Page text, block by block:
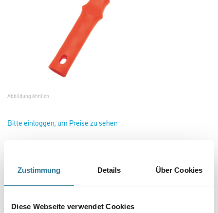
Zustimmung Details Über Cookies
Diese Webseite verwendet Cookies
Abbildung ähnlich
Bitte einloggen, um Preise zu sehen
Art-Nr.:4040-002362